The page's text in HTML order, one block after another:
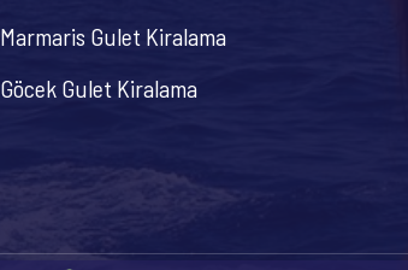
Marmaris Gulet Kiralama
Göcek Gulet Kiralama